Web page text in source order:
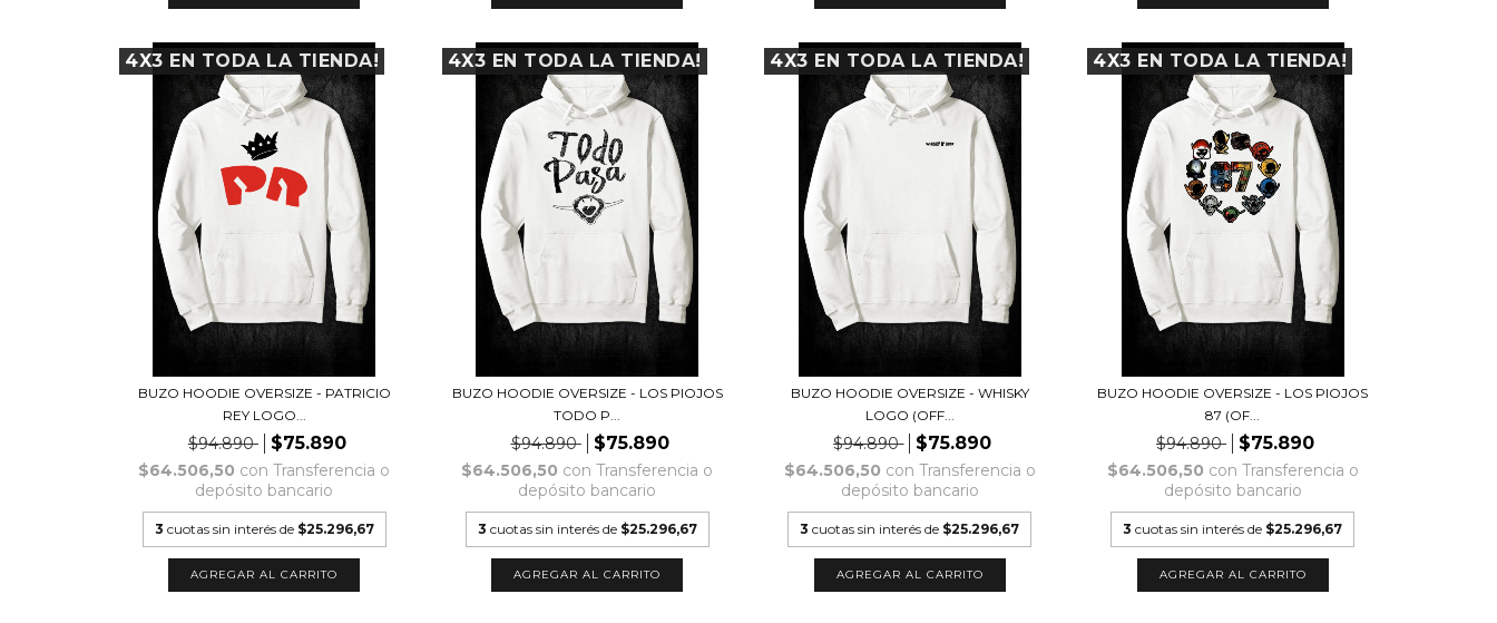
4X3 EN TODA LA TIENDA!
BUZO HOODIE OVERSIZE - PATRICIO
REY LOGO...
$94.890 $75.890
$64.506,50 con Transferencia o
depósito bancario
3 cuotas sin interés de $25.296,67
AGREGAR AL CARRITO
4X3 EN TODA LA TIENDA!
BUZO HOODIE OVERSIZE - LOS PIOJOS
TODO P...
$94.890 $75.890
$64.506,50 con Transferencia o
depósito bancario
3 cuotas sin interés de $25.296,67
AGREGAR AL CARRITO
4X3 EN TODA LA TIENDA!
BUZO HOODIE OVERSIZE - WHISKY
LOGO (OFF...
$94.890 $75.890
$64.506,50 con Transferencia o
depósito bancario
3 cuotas sin interés de $25.296,67
AGREGAR AL CARRITO
4X3 EN TODA LA TIENDA!
BUZO HOODIE OVERSIZE - LOS PIOJOS
87 (OF...
$94.890 $75.890
$64.506,50 con Transferencia o
depósito bancario
3 cuotas sin interés de $25.296,67
AGREGAR AL CARRITO